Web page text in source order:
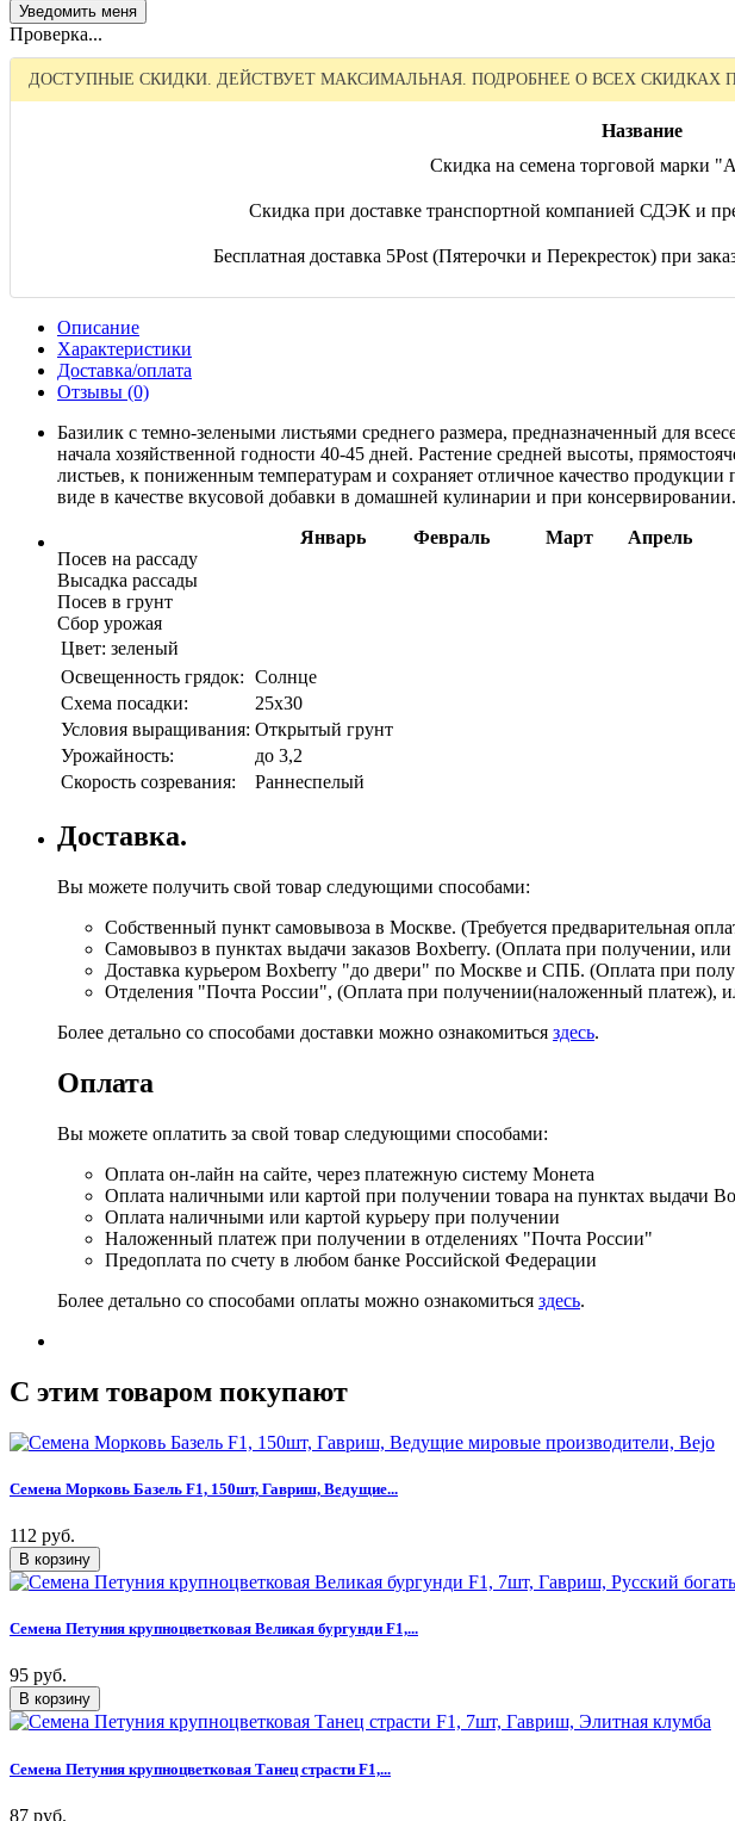
Проверка...
ДОСТУПНЫЕ СКИДКИ. ДЕЙСТВУЕТ МАКСИМАЛЬНАЯ. ПОДРОБНЕЕ О ВСЕХ СКИДКАХ
Название
Скидка на семена торговой марки
Скидка при доставке транспортной компанией СДЭК и
Бесплатная доставка 5Post (Пятерочки и Перекресток) при
Описание
Характеристики
Доставка/оплата
Отзывы (0)
Базилик с темно-зелеными листьями среднего размера, предназначенный для
начала хозяйственной годности 40-45 дней. Растение средней высоты,
листьев, к пониженным температурам и сохраняет отличное качество
виде в качестве вкусовой добавки в домашней кулинарии и при
Январь
Февраль Март Апрель
Посев на рассаду
Высадка рассады
Посев в грунт
Сбор урожая
Цвет: зеленый
Освещенность грядок: Солнце
Схема посадки:
25х30
Условия выращивания: Открытый грунт
Урожайность:
до 3,2
Скорость созревания:
Раннеспелый
Доставка.
Вы можете получить свой товар следующими способами:
Собственный пункт самовывоза в Москве. (Требуется предварительная
Самовывоз в пунктах выдачи заказов Boxberry. (Оплата при получении, или
Доставка курьером Boxberry "до двери" по Москве и СПБ. (Оплата при
Отделения "Почта России", (Оплата при получении(наложенный платеж),
Более детально со способами доставки можно ознакомиться здесь.
Оплата
Вы можете оплатить за свой товар следующими способами:
Оплата он-лайн на сайте, через платежную систему Монета
Оплата наличными или картой при получении товара на пунктах выдачи
Оплата наличными или картой курьеру при получении
Наложенный платеж при получении в отделениях "Почта России"
Предоплата по счету в любом банке Российской Федерации
Более детально со способами оплаты можно ознакомиться здесь.
C этим товаром покупают
Семена Морковь Базель F1, 150шт, Гавриш, Ведущие...
112 руб.
Семена Петуния крупноцветковая Великая бургунди F1,...
95 руб.
Семена Петуния крупноцветковая Танец страсти F1,...
87 руб.